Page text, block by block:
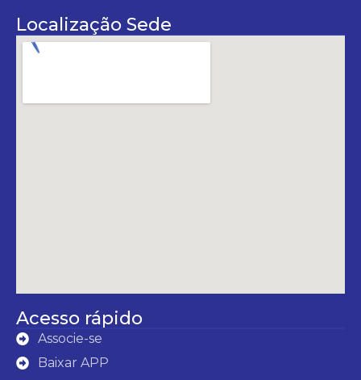
Localização Sede
Acesso rápido
Associe-se
Baixar APP